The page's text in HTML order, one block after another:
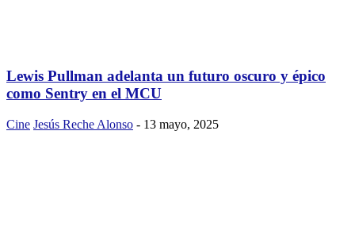
Lewis Pullman adelanta un futuro oscuro y épico
como Sentry en el MCU
Cine Jesús Reche Alonso - 13 mayo, 2025